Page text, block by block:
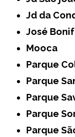
Jd da
José
Mooca
Parque
Parque
Parque
Parque
Parque